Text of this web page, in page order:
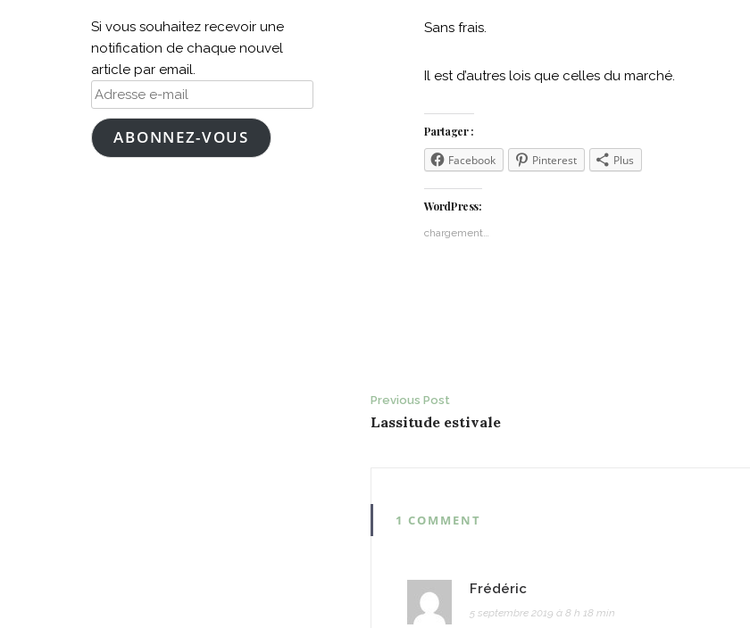
Sans frais.
Il est d’autres lois que celles du marché.
Partager :
Facebook Pinterest Plus
WordPress:
chargement…
Post
Previous Post
Lassitude estivale
1 COMMENT
Frédéric
5 septembre 2019 à 8 h 18 min
Si vous souhaitez recevoir une
notification de chaque nouvel
article par email.
Adresse
e-
mailABONNEZ-VOUS